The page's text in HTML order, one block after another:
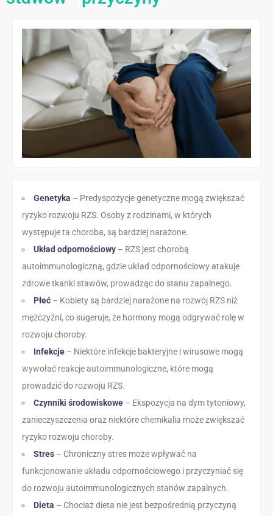
Genetyka – Predyspozycje genetyczne mogą zwiększać
ryzyko rozwoju RZS. Osoby z rodzinami, w których
występuje ta choroba, są bardziej narażone.
Układ odpornościowy – RZS jest chorobą
autoimmunologiczną, gdzie układ odpornościowy atakuje
zdrowe tkanki stawów, prowadząc do stanu zapalnego.
Płeć – Kobiety są bardziej narażone na rozwój RZS niż
mężczyźni, co sugeruje, że hormony mogą odgrywać rolę w
rozwoju choroby.
Infekcje – Niektóre infekcje bakteryjne i wirusowe mogą
wywołać reakcje autoimmunologiczne, które mogą
prowadzić do rozwoju RZS.
Czynniki środowiskowe – Ekspozycja na dym tytoniowy,
zanieczyszczenia oraz niektóre chemikalia może zwiększać
ryzyko rozwoju choroby.
Stres – Chroniczny stres może wpływać na
funkcjonowanie układu odpornościowego i przyczyniać się
do rozwoju autoimmunologicznych stanów zapalnych.
Dieta – Chociaż dieta nie jest bezpośrednią przyczyną